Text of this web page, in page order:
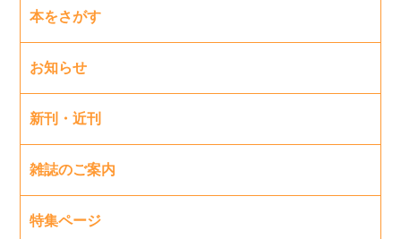
本をさがす
お知らせ
新刊・近刊
雑誌のご案内
特集ページ